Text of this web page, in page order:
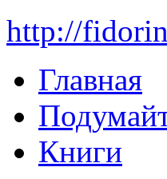
http://
Главная
Книги